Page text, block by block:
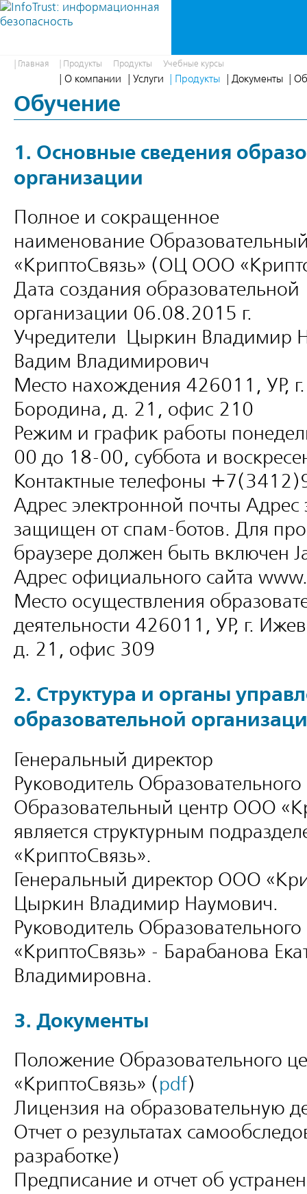
| Главная | Продукты Продукты Учебные курсы
| О компании | Услуги | Продукты | Документы |
Обучение
1. Основные сведения
организации
Полное и сокращенное
наименование
«КриптоСвязь» (ОЦ ООО
Дата создания образовательной
организации 06.08.2015 г.
Учредители Цыркин Владимир
Вадим Владимирович
Место нахождения 426011, УР,
Бородина, д. 21, офис 210
Режим и график работы
00 до 18-00, суббота и
Контактные телефоны
Адрес электронной почты Адрес
защищен от спам-ботов. Для
браузере должен быть включен
Адрес официального сайта
Место осуществления
деятельности 426011, УР, г.
д. 21, офис 309
2. Структура и органы
образовательной
Генеральный директор
Руководитель Образовательного
Образовательный центр ООО
является структурным
«КриптоСвязь».
Генеральный директор ООО
Цыркин Владимир Наумович.
Руководитель
«КриптоСвязь» - Барабанова
Владимировна.
3. Документы
Положение Образовательного
«КриптоСвязь» (pdf)
Лицензия на образовательную
Отчет о результатах
разработке)
Предписание и отчет об